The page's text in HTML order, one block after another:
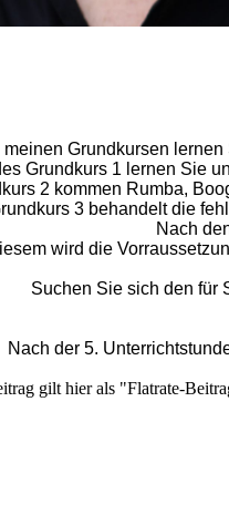
meinen Grundkursen
Grundkurs 1 lernen Sie
2 kommen Rumba,
3 behandelt die
Nach
wird die
Suchen Sie sich den für
Nach der 5.
gilt hier als "Flatrate-